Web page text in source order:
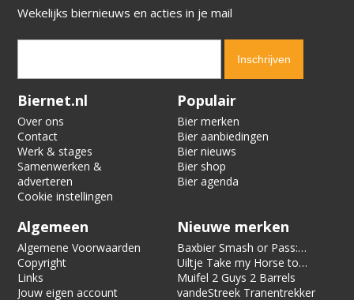
Wekelijks biernieuws en acties in je mail
Verification code:
Biernet.nl
Over ons
Contact
Werk & stages
Samenwerken &
adverteren
Cookie instellingen
Populair
Bier merken
Bier aanbiedingen
Bier nieuws
Bier shop
Bier agenda
Algemeen
Algemene Voorwaarden
Copyright
Links
Jouw eigen account
Nieuwe merken
Baxbier Smash or Pass:
Strata
Uiltje Take my Horse to
the Hotel Room
Muifel 2 Guys 2 Barrels
vandeStreek Tranentrekker